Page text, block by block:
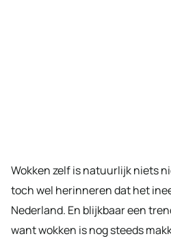
Wokken zelf is natuurlijk niets
toch wel herinneren dat het
Nederland. En blijkbaar een
want wokken is nog steeds